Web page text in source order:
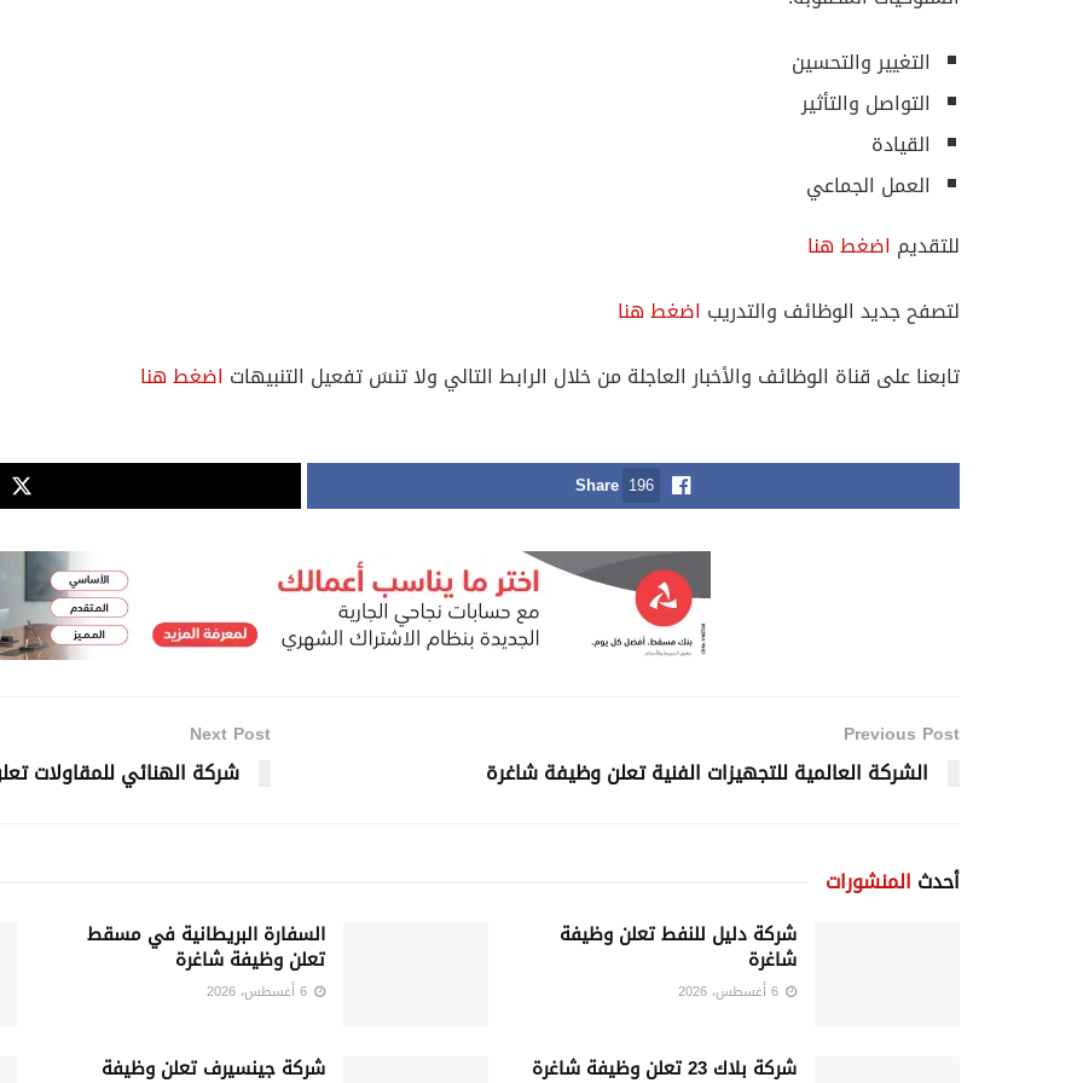
التغيير والتحسين
التواصل والتأثير
القيادة
العمل الجماعي
للتقديم اضغط هنا
لتصفح جديد الوظائف والتدريب اضغط هنا
تابعنا على قناة الوظائف والأخبار العاجلة من خلال الرابط التالي ولا تنسَ تفعيل التنبيهات اضغط هنا
Share 196
Previous Post
الشركة العالمية للتجهيزات الفنية تعلن وظيفة شاغرة
Next Post
شركة الهنائي للمقاولات
أحدث المنشورات
شركة دليل للنفط تعلن وظيفة
شاغرة
السفارة البريطانية في مسقط
تعلن وظيفة شاغرة
شركة بلاك 23 تعلن وظيفة شاغرة شركة جينسيرف تعلن وظيفة